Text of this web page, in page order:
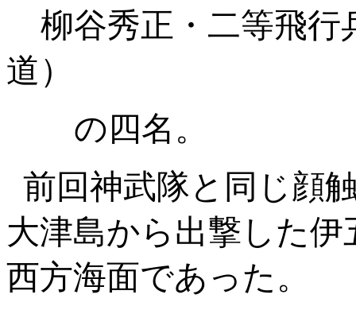
柳谷秀正・二
道）
の四名。
前回神武隊と同じ顔
大津島から出撃した
西方海面であった。